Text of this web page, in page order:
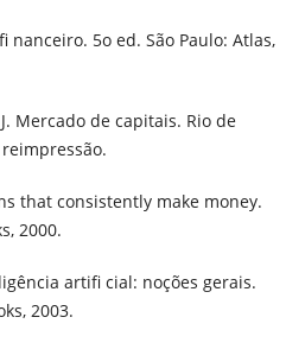
nanceiro. 5o ed. São Paulo: Atlas,
J. Mercado de capitais. Rio de
reimpressão.
that consistently make money.
2000.
artifi cial: noções gerais.
2003.